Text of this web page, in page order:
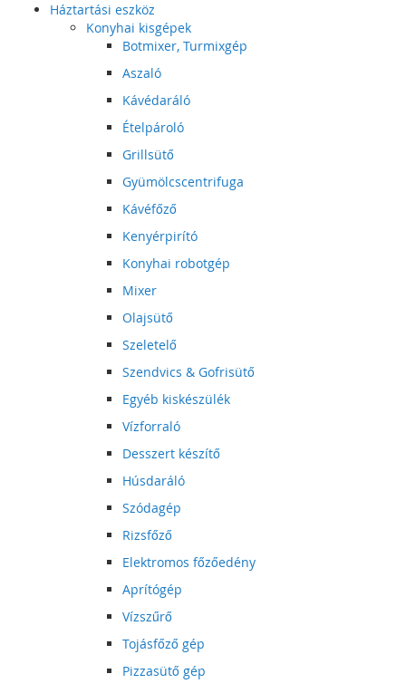
Háztartási eszköz
Konyhai kisgépek
Botmixer, Turmixgép
Aszaló
Kávédaráló
Ételpároló
Grillsütő
Gyümölcscentrifuga
Kávéfőző
Kenyérpirító
Konyhai robotgép
Mixer
Olajsütő
Szeletelő
Szendvics & Gofrisütő
Egyéb kiskészülék
Vízforraló
Desszert készítő
Húsdaráló
Szódagép
Rizsfőző
Elektromos főzőedény
Aprítógép
Vízszűrő
Tojásfőző gép
Pizzasütő gép